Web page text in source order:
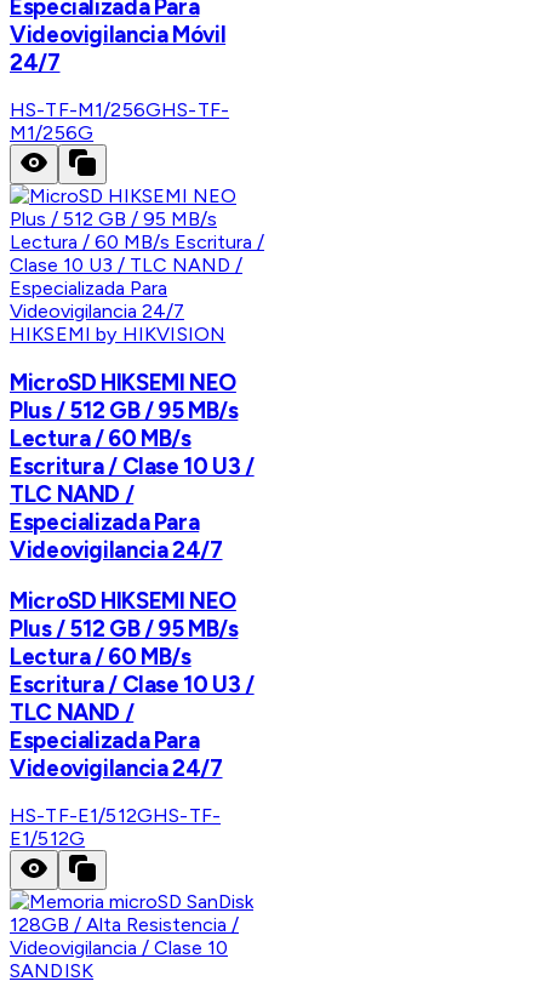
Especializada Para
Videovigilancia Móvil
24/7
HS-TF-M1/256GHS-TF-
M1/256G
HIKSEMI by HIKVISION
MicroSD HIKSEMI NEO
Plus / 512 GB / 95 MB/s
Lectura / 60 MB/s
Escritura / Clase 10 U3 /
TLC NAND /
Especializada Para
Videovigilancia 24/7
MicroSD HIKSEMI NEO
Plus / 512 GB / 95 MB/s
Lectura / 60 MB/s
Escritura / Clase 10 U3 /
TLC NAND /
Especializada Para
Videovigilancia 24/7
HS-TF-E1/512GHS-TF-
E1/512G
SANDISK